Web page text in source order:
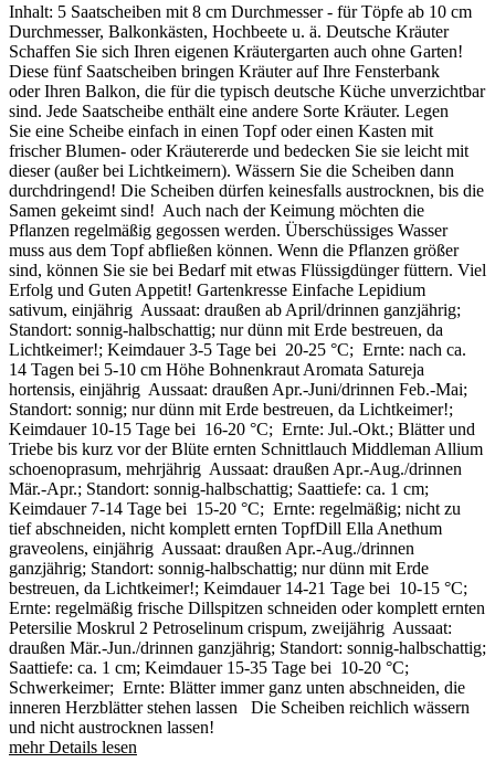
Inhalt: 5 Saatscheiben mit 8 cm Durchmesser - für Töpfe ab 10 cm
Durchmesser, Balkonkästen, Hochbeete u. ä. Deutsche Kräuter
Schaffen Sie sich Ihren eigenen Kräutergarten auch ohne Garten!
Diese fünf Saatscheiben bringen Kräuter auf Ihre Fensterbank
oder Ihren Balkon, die für die typisch deutsche Küche unverzichtbar
sind. Jede Saatscheibe enthält eine andere Sorte Kräuter. Legen
Sie eine Scheibe einfach in einen Topf oder einen Kasten mit
frischer Blumen- oder Kräutererde und bedecken Sie sie leicht mit
dieser (außer bei Lichtkeimern). Wässern Sie die Scheiben dann
durchdringend! Die Scheiben dürfen keinesfalls austrocknen, bis die
Samen gekeimt sind! Auch nach der Keimung möchten die
Pflanzen regelmäßig gegossen werden. Überschüssiges Wasser
muss aus dem Topf abfließen können. Wenn die Pflanzen größer
sind, können Sie sie bei Bedarf mit etwas Flüssigdünger füttern. Viel
Erfolg und Guten Appetit! Gartenkresse Einfache Lepidium
sativum, einjährig Aussaat: draußen ab April/drinnen ganzjährig;
Standort: sonnig-halbschattig; nur dünn mit Erde bestreuen, da
Lichtkeimer!; Keimdauer 3-5 Tage bei 20-25 °C; Ernte: nach ca.
14 Tagen bei 5-10 cm Höhe Bohnenkraut Aromata Satureja
hortensis, einjährig Aussaat: draußen Apr.-Juni/drinnen Feb.-Mai;
Standort: sonnig; nur dünn mit Erde bestreuen, da Lichtkeimer!;
Keimdauer 10-15 Tage bei 16-20 °C; Ernte: Jul.-Okt.; Blätter und
Triebe bis kurz vor der Blüte ernten Schnittlauch Middleman Allium
schoenoprasum, mehrjährig Aussaat: draußen Apr.-Aug./drinnen
Mär.-Apr.; Standort: sonnig-halbschattig; Saattiefe: ca. 1 cm;
Keimdauer 7-14 Tage bei 15-20 °C; Ernte: regelmäßig; nicht zu
tief abschneiden, nicht komplett ernten TopfDill Ella Anethum
graveolens, einjährig Aussaat: draußen Apr.-Aug./drinnen
ganzjährig; Standort: sonnig-halbschattig; nur dünn mit Erde
bestreuen, da Lichtkeimer!; Keimdauer 14-21 Tage bei 10-15 °C;
Ernte: regelmäßig frische Dillspitzen schneiden oder komplett ernten
Petersilie Moskrul 2 Petroselinum crispum, zweijährig Aussaat:
draußen Mär.-Jun./drinnen ganzjährig; Standort: sonnig-halbschattig;
Saattiefe: ca. 1 cm; Keimdauer 15-35 Tage bei 10-20 °C;
Schwerkeimer; Ernte: Blätter immer ganz unten abschneiden, die
inneren Herzblätter stehen lassen Die Scheiben reichlich wässern
und nicht austrocknen lassen!
mehr Details lesen